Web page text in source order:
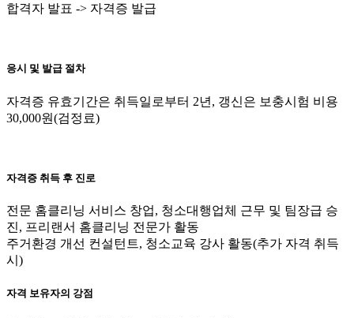
합격자 발표 -> 자격증 발급
응시 및 발급 절차
자격증 유효기간은 취득일로부터 2년, 갱신은 보충시험 비용
30,000원(검정료)
자격증 취득 후 진로
전문 홈클리닝 서비스 창업, 청소대행업체 근무 및 팀장급 승
진, 프리랜서 홈클리닝 전문가 활동
주거환경 개선 컨설턴트, 청소교육 강사 활동(추가 자격 취득
시)
자격 보유자의 강점